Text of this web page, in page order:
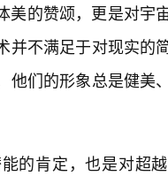
的赞颂，更是对宇
不满足于对现实的
们的形象总是健美
的肯定，也是对超